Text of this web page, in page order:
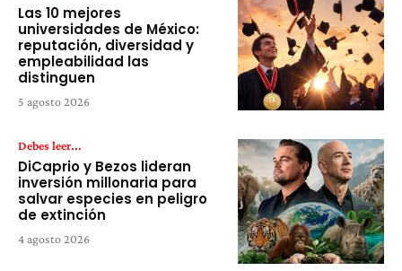
Las 10 mejores
universidades de México:
reputación, diversidad y
empleabilidad las
distinguen
5 agosto 2026
Debes leer...
DiCaprio y Bezos lideran
inversión millonaria para
salvar especies en peligro
de extinción
4 agosto 2026